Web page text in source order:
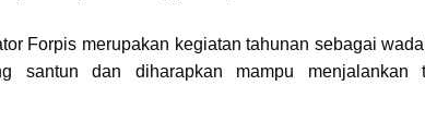
Forpis merupakan kegiatan tahunan sebagai
santun dan diharapkan mampu